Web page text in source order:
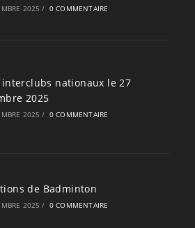
2025 / 0 COMMENTAIRE
interclubs nationaux le 27
2025
2025 / 0 COMMENTAIRE
de Badminton
2025 / 0 COMMENTAIRE